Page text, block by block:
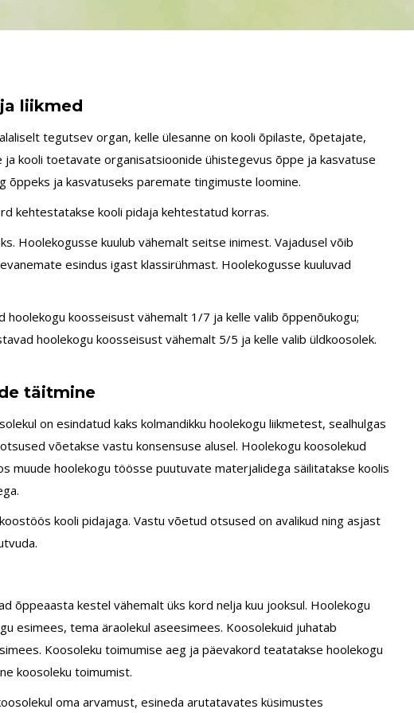
liikmed
tegutsev organ, kelle ülesanne on kooli õpilaste, õpetajate,
kooli toetavate organisatsioonide ühistegevus õppe ja kasvatuse
õppeks ja kasvatuseks paremate tingimuste loomine.
kehtestatakse kooli pidaja kehtestatud korras.
Hoolekogusse kuulub vähemalt seitse inimest. Vajadusel võib
esindus igast klassirühmast. Hoolekogusse kuuluvad
koosseisust vähemalt 1/7 ja kelle valib õppenõukogu;
hoolekogu koosseisust vähemalt 5/5 ja kelle valib üldkoosolek.
täitmine
on esindatud kaks kolmandikku hoolekogu liikmetest, sealhulgas
võetakse vastu konsensuse alusel. Hoolekogu koosolekud
muude hoolekogu töösse puutuvate materjalidega säilitatakse koolis
kooli pidajaga. Vastu võetud otsused on avalikud ning asjast
õppeaasta kestel vähemalt üks kord nelja kuu jooksul. Hoolekogu
esimees, tema äraolekul aseesimees. Koosolekuid juhatab
Koosoleku toimumise aeg ja päevakord teatatakse hoolekogu
koosoleku toimumist.
oma arvamust, esineda arutatavates küsimustes